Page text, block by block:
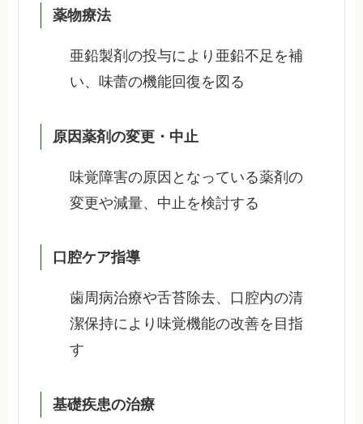
薬物療法
亜鉛製剤の投与により亜鉛不足を補
い、味蕾の機能回復を図る
原因薬剤の変更・中止
味覚障害の原因となっている薬剤の
変更や減量、中止を検討する
口腔ケア指導
歯周病治療や舌苔除去、口腔内の清
潔保持により味覚機能の改善を目指
す
基礎疾患の治療